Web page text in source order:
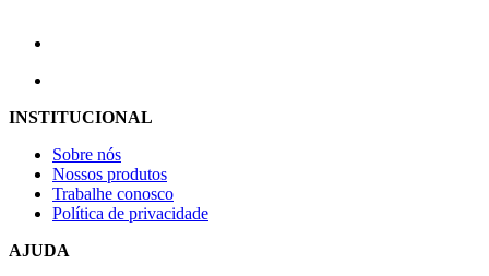
INSTITUCIONAL
Sobre nós
Nossos produtos
Trabalhe conosco
Política de privacidade
AJUDA